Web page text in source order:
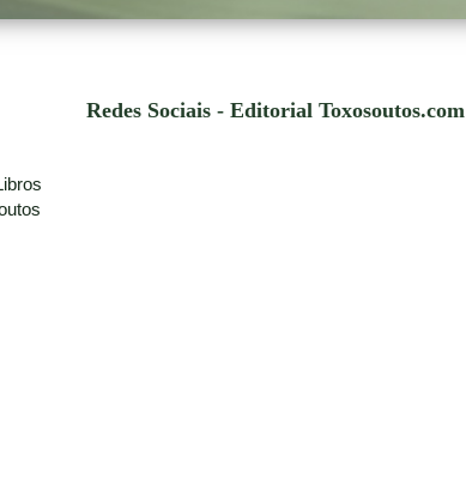
Redes Sociais - Editorial Toxosoutos.com